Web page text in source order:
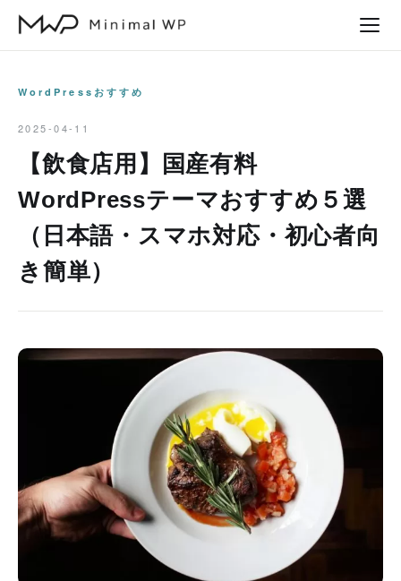
WordPressおすすめ
2025-04-11
【飲食店用】国産有料
WordPressテーマおすすめ５選
（日本語・スマホ対応・初心者向
き簡単）